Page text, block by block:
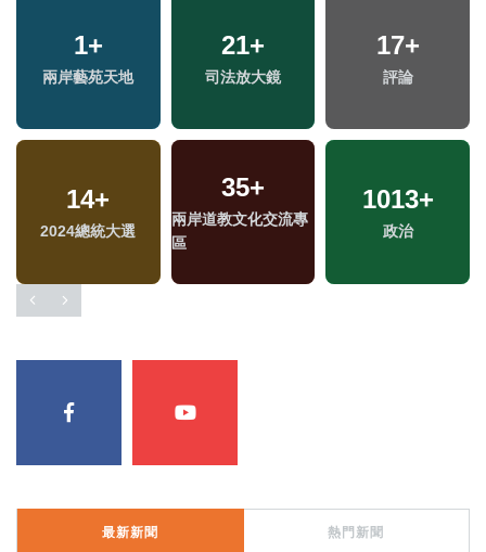
1+
兩岸藝苑天地
21+
司法放大鏡
17+
評論
14+
2024總統大選
35+
兩岸道教文化交流專
區
1013+
政治
最新新聞 熱門新聞